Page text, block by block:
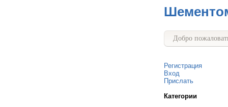
Добро
Регистрация
Вход
Прислать
Категории